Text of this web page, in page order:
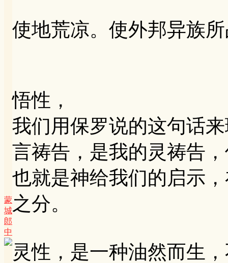
蒙
城
郎
中
使地荒凉。使外邦异族
悟性，
我们用保罗说的这句话
言祷告，是我的灵祷告
也就是神给我们的启示
之分。
灵性，是一种油然而生